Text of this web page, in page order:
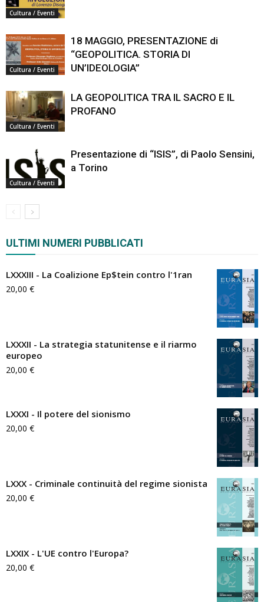
Cultura / Eventi
Cultura / Eventi
18 MAGGIO, PRESENTAZIONE di
“GEOPOLITICA. STORIA DI
UN’IDEOLOGIA”
Cultura / Eventi
LA GEOPOLITICA TRA IL SACRO E IL
PROFANO
Cultura / Eventi
Presentazione di “ISIS”, di Paolo Sensini,
a Torino
ULTIMI NUMERI PUBBLICATI
LXXXIII - La Coalizione Ep$tein contro l'1ran
20,00 €
LXXXII - La strategia statunitense e il riarmo
europeo
20,00 €
LXXXI - Il potere del sionismo
20,00 €
LXXX - Criminale continuità del regime sionista
20,00 €
LXXIX - L'UE contro l'Europa?
20,00 €